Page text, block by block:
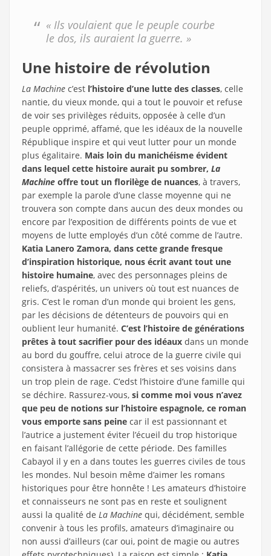
« Ils voulaient que le peuple courbe
le dos, ils auraient la guerre. »
Une histoire de révolution
La Machine c’est l’histoire d’une lutte des classes, celle
nantie, du vieux monde, qui a tout le pouvoir et refuse
de voir ses privilèges réduits, opposée à celle d’un
peuple opprimé, affamé, que les idéaux de la nouvelle
République inspire et qui veut lutter pour un monde
plus égalitaire. Mais loin du manichéisme évident
dans lequel cette histoire aurait pu sombrer, La
Machine offre tout un florilège de nuances, à travers,
par exemple la parole d’une classe moyenne qui ne
trouvera son compte dans aucun des deux mondes ou
encore par l’exposition de différents points de vue et
moyens de lutte employés d’un côté comme de l’autre.
Katia Lanero Zamora, dans cette grande fresque
d’inspiration historique, nous écrit avant tout une
histoire humaine, avec des personnages pleins de
reliefs, d’aspérités, un univers où tout est nuances de
gris. C’est le roman d’un monde qui broient les gens,
par les décisions de détenteurs de pouvoirs qui en
oublient leur humanité. C’est l’histoire de générations
prêtes à tout sacrifier pour des idéaux dans un monde
au bord du gouffre, celui atroce de la guerre civile qui
consistera à massacrer ses frères et ses voisins dans
un trop plein de rage. C’edst l’histoire d’une famille qui
se déchire. Rassurez-vous, si comme moi vous n’avez
que peu de notions sur l’histoire espagnole, ce roman
vous emporte sans peine car il est passionnant et
l’autrice a justement éviter l’écueil du trop historique
en faisant l’allégorie de cette période. Des familles
Cabayol il y en a dans toutes les guerres civiles de tous
les mondes. Nul besoin même d’aimer les romans
historiques pour être honnête ! Les amateurs d’histoire
et connaisseurs ne sont pas en reste et soulignent
aussi la qualité de La Machine qui, décidément, semble
convenir à tous les profils, amateurs d’imaginaire ou
non aussi d’ailleurs (car oui, point de magie ou autres